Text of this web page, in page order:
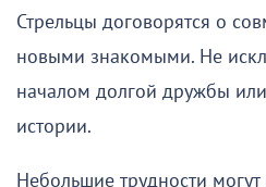
Стрельцы договорятся о
новыми знакомыми. Не
началом долгой дружбы
истории.
Небольшие трудности могут